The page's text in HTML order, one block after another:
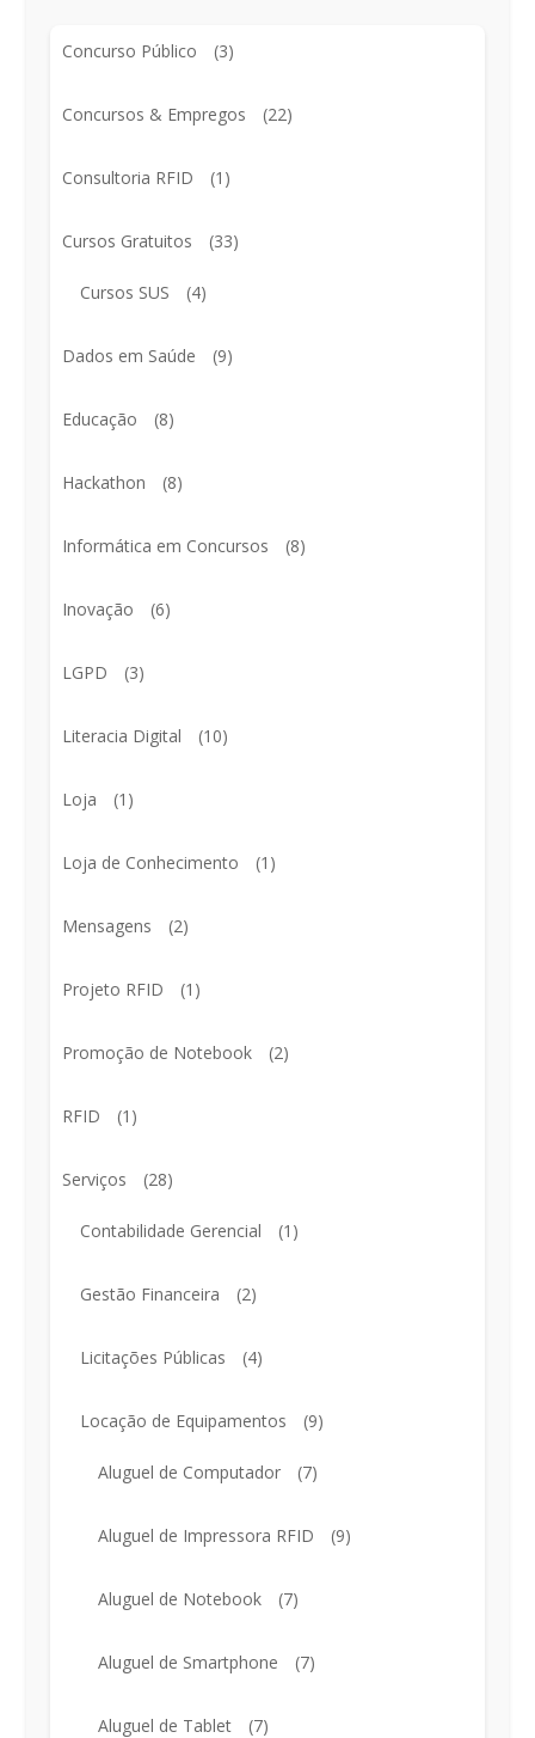
Concurso Público (3)
Concursos & Empregos (22)
Consultoria RFID (1)
Cursos Gratuitos (33)
Cursos SUS (4)
Dados em Saúde (9)
Educação (8)
Hackathon (8)
Informática em Concursos (8)
Inovação (6)
LGPD (3)
Literacia Digital (10)
Loja (1)
Loja de Conhecimento (1)
Mensagens (2)
Projeto RFID (1)
Promoção de Notebook (2)
RFID (1)
Serviços (28)
Contabilidade Gerencial (1)
Gestão Financeira (2)
Licitações Públicas (4)
Locação de Equipamentos (9)
Aluguel de Computador (7)
Aluguel de Impressora RFID (9)
Aluguel de Notebook (7)
Aluguel de Smartphone (7)
Aluguel de Tablet (7)